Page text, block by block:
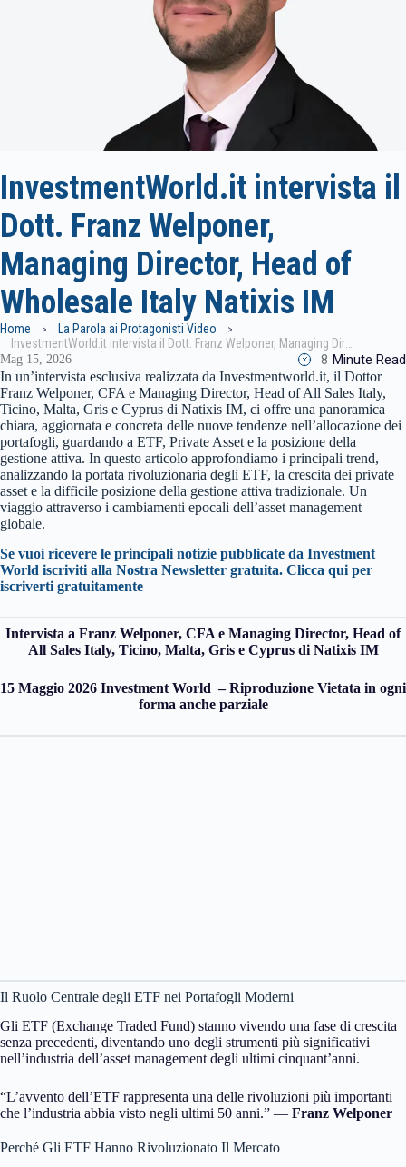
InvestmentWorld.it intervista il
Dott. Franz Welponer,
Managing Director, Head of
Wholesale Italy Natixis IM
Home
La Parola ai Protagonisti Video
Mag 15, 2026 8 Minute Read
In un’intervista esclusiva realizzata da Investmentworld.it, il Dottor
Franz Welponer, CFA e Managing Director, Head of All Sales Italy,
Ticino, Malta, Gris e Cyprus di Natixis IM, ci offre una panoramica
chiara, aggiornata e concreta delle nuove tendenze nell’allocazione dei
portafogli, guardando a ETF, Private Asset e la posizione della
gestione attiva. In questo articolo approfondiamo i principali trend,
analizzando la portata rivoluzionaria degli ETF, la crescita dei private
asset e la difficile posizione della gestione attiva tradizionale. Un
viaggio attraverso i cambiamenti epocali dell’asset management
globale.
Se vuoi ricevere le principali notizie pubblicate da Investment
World iscriviti alla Nostra Newsletter gratuita. Clicca qui per
iscriverti gratuitamente
Intervista a Franz Welponer, CFA e Managing Director, Head of
All Sales Italy, Ticino, Malta, Gris e Cyprus di Natixis IM
15 Maggio 2026 Investment World – Riproduzione Vietata in ogni
forma anche parziale
Il Ruolo Centrale degli ETF nei Portafogli Moderni
Gli ETF (Exchange Traded Fund) stanno vivendo una fase di crescita
senza precedenti, diventando uno degli strumenti più significativi
nell’industria dell’asset management degli ultimi cinquant’anni.
“L’avvento dell’ETF rappresenta una delle rivoluzioni più importanti
che l’industria abbia visto negli ultimi 50 anni.” — Franz Welponer
Perché Gli ETF Hanno Rivoluzionato Il Mercato